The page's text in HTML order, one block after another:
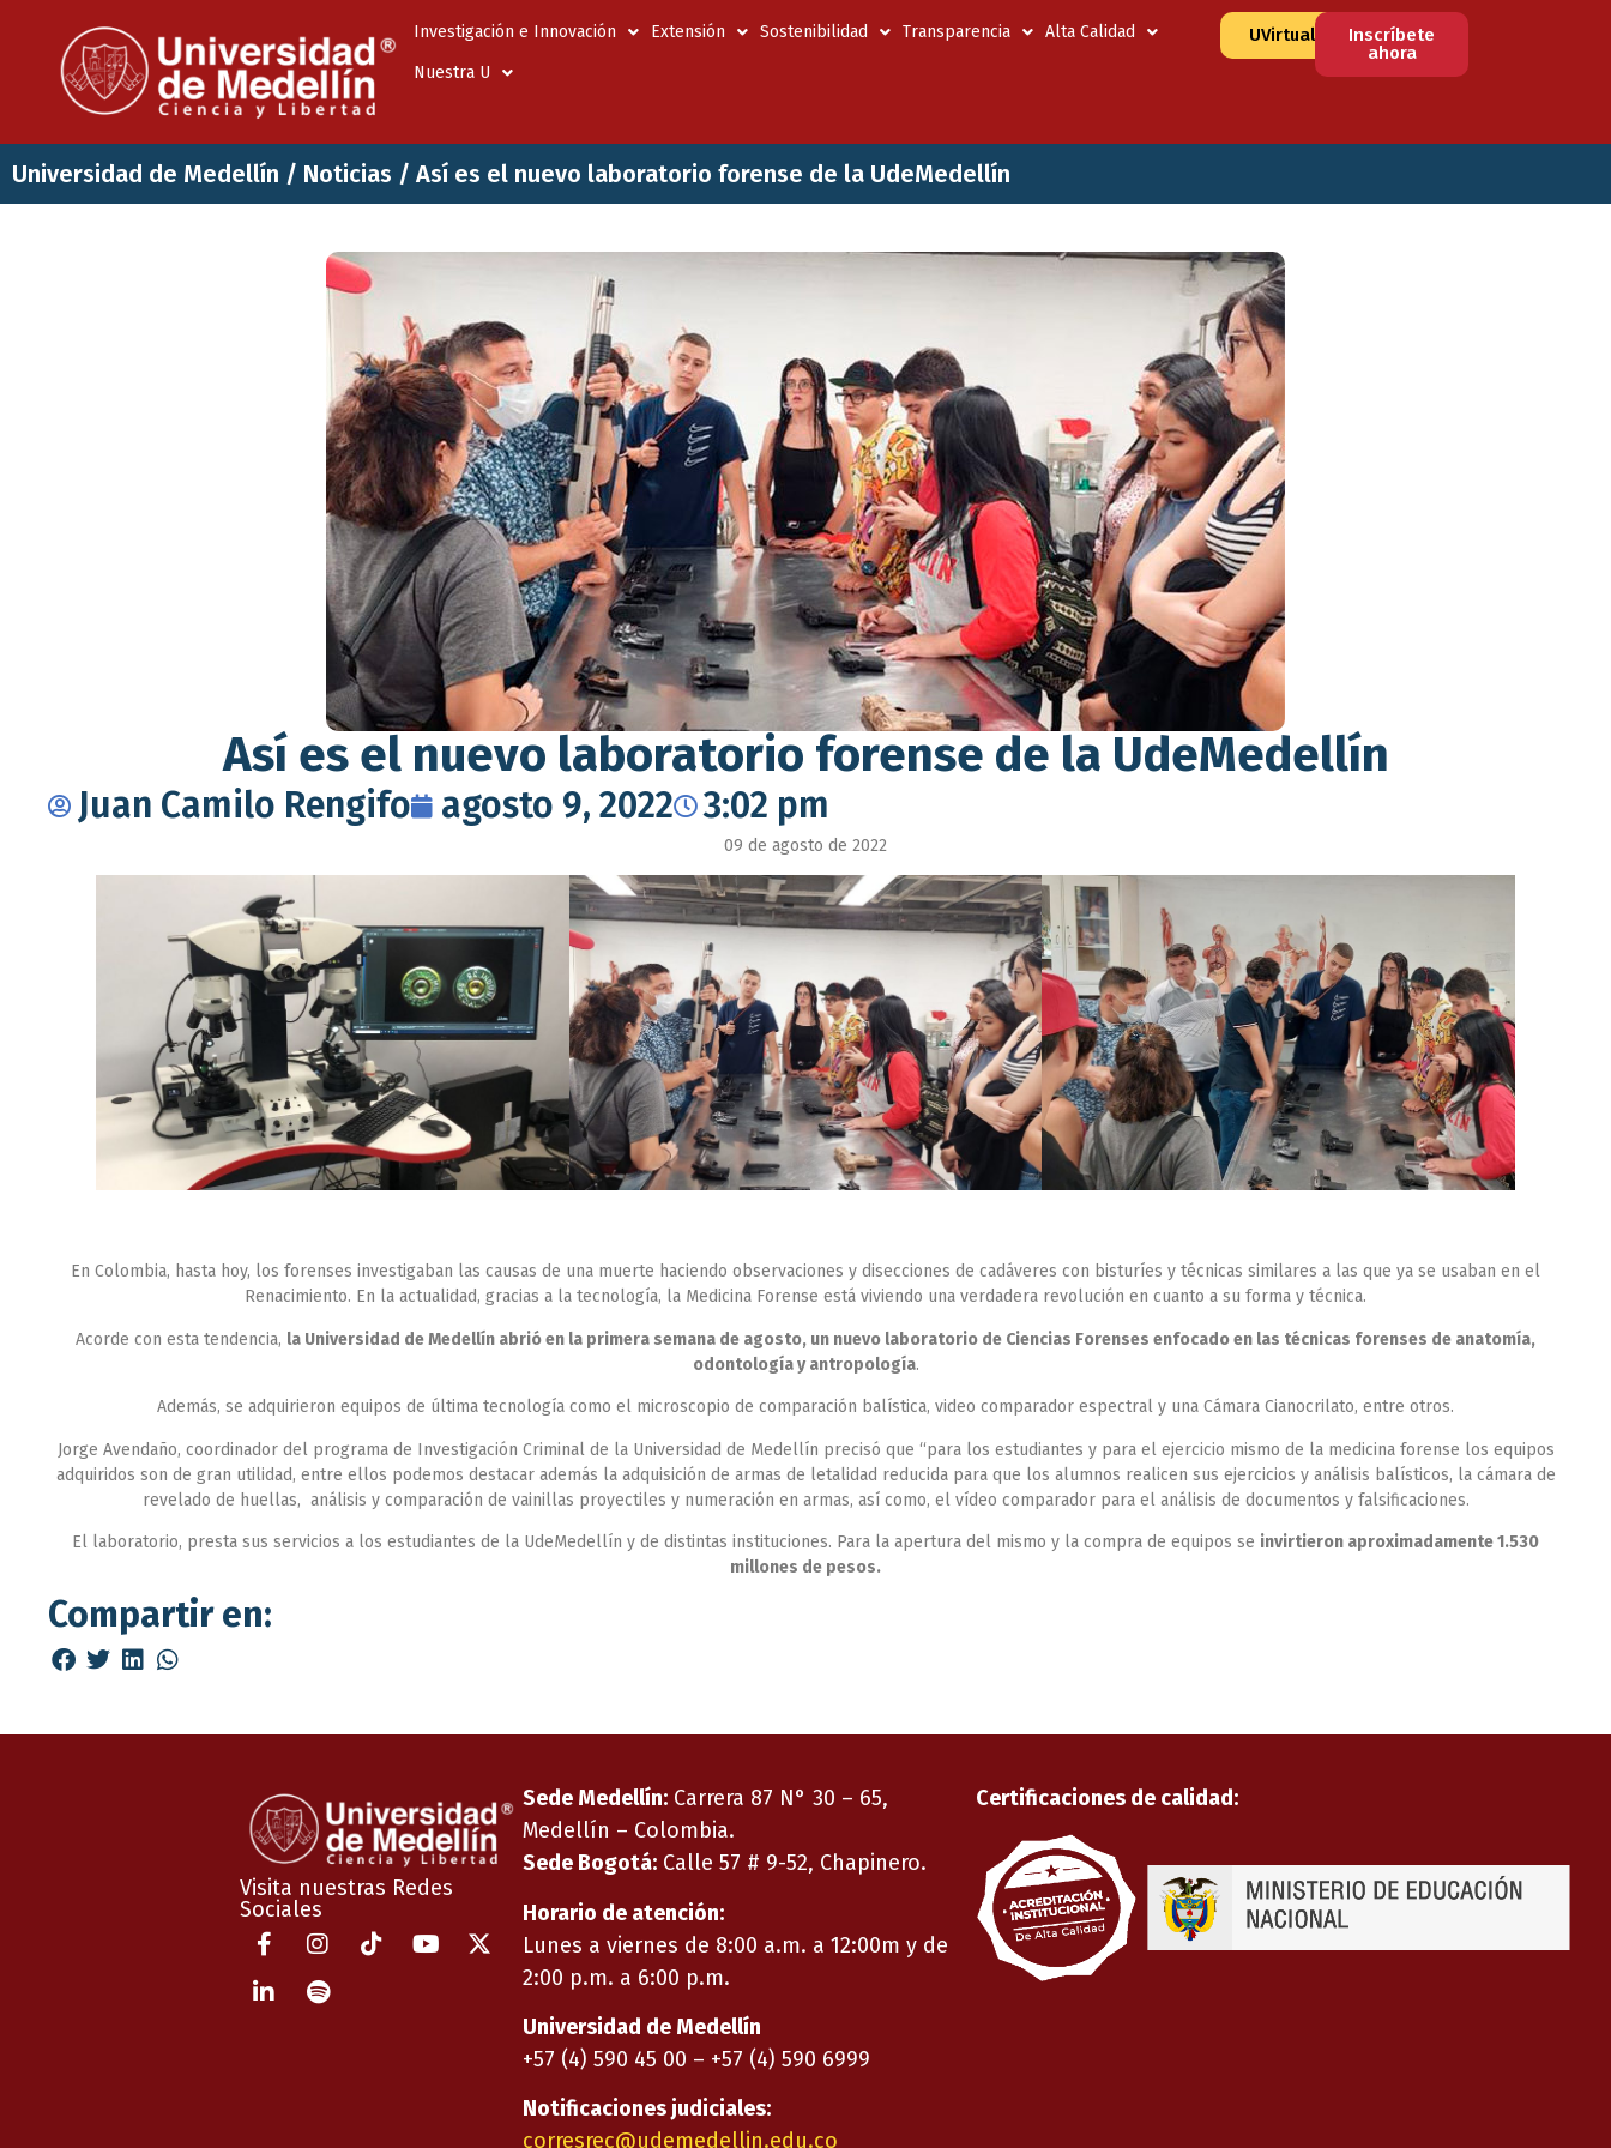
Investigación e Innovación Extensión Sostenibilidad Transparencia
Alta Calidad
Nuestra U
UVirtual
Inscríbete
ahora
Universidad de Medellín / Noticias / Así es el nuevo laboratorio forense de la UdeMedellín
Así es el nuevo laboratorio forense de la UdeMedellín
Juan Camilo Rengifo agosto 9, 2022 3:02 pm
09 de agosto de 2022
En Colombia, hasta hoy, los forenses investigaban las causas de una muerte haciendo observaciones y disecciones de cadáveres con bisturíes y técnicas similares a las que ya se usaban en el
Renacimiento. En la actualidad, gracias a la tecnología, la Medicina Forense está viviendo una verdadera revolución en cuanto a su forma y técnica.
Acorde con esta tendencia, la Universidad de Medellín abrió en la primera semana de agosto, un nuevo laboratorio de Ciencias Forenses enfocado en las técnicas forenses de anatomía,
odontología y antropología.
Además, se adquirieron equipos de última tecnología como el microscopio de comparación balística, video comparador espectral y una Cámara Cianocrilato, entre otros.
Jorge Avendaño, coordinador del programa de Investigación Criminal de la Universidad de Medellín precisó que “para los estudiantes y para el ejercicio mismo de la medicina forense los equipos
adquiridos son de gran utilidad, entre ellos podemos destacar además la adquisición de armas de letalidad reducida para que los alumnos realicen sus ejercicios y análisis balísticos, la cámara de
revelado de huellas, análisis y comparación de vainillas proyectiles y numeración en armas, así como, el vídeo comparador para el análisis de documentos y falsificaciones.
El laboratorio, presta sus servicios a los estudiantes de la UdeMedellín y de distintas instituciones. Para la apertura del mismo y la compra de equipos se invirtieron aproximadamente 1.530
millones de pesos.
Compartir en:
Visita nuestras Redes
Sociales
Sede Medellín: Carrera 87 N° 30 – 65,
Medellín – Colombia.
Sede Bogotá: Calle 57 # 9-52, Chapinero.
Horario de atención:
Lunes a viernes de 8:00 a.m. a 12:00m y de
2:00 p.m. a 6:00 p.m.
Universidad de Medellín
+57 (4) 590 45 00 – +57 (4) 590 6999
Notificaciones judiciales:
corresrec@udemedellin.edu.co
Certificaciones de calidad: